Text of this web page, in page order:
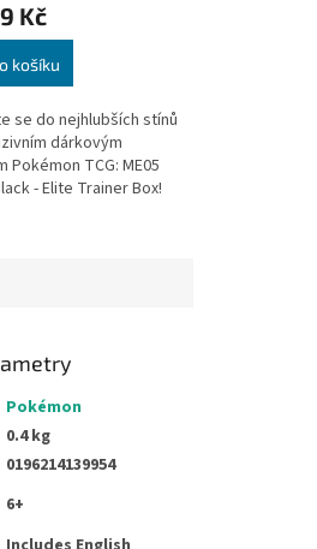
Kč
košíku
se do nejhlubších stínů
dárkovým
Pokémon TCG: ME05
- Elite Trainer Box!
Pokémon
0.4 kg
0196214139954
6+